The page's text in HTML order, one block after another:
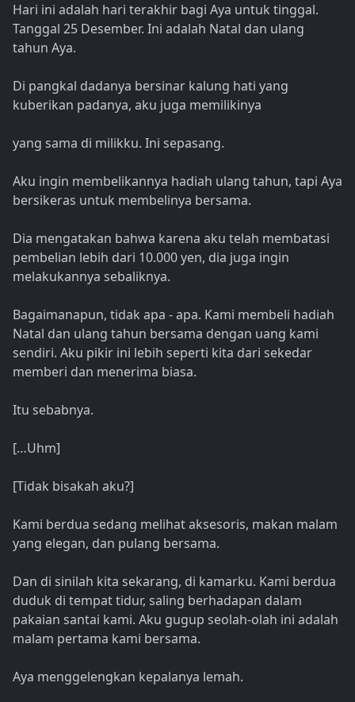
Hari ini adalah hari terakhir bagi Aya untuk tinggal.
Tanggal 25 Desember. Ini adalah Natal dan ulang
tahun Aya.
Di pangkal dadanya bersinar kalung hati yang
kuberikan padanya, aku juga memilikinya
yang sama di milikku. Ini sepasang.
Aku ingin membelikannya hadiah ulang tahun, tapi Aya
bersikeras untuk membelinya bersama.
Dia mengatakan bahwa karena aku telah membatasi
pembelian lebih dari 10.000 yen, dia juga ingin
melakukannya sebaliknya.
Bagaimanapun, tidak apa - apa. Kami membeli hadiah
Natal dan ulang tahun bersama dengan uang kami
sendiri. Aku pikir ini lebih seperti kita dari sekedar
memberi dan menerima biasa.
Itu sebabnya.
[…Uhm]
[Tidak bisakah aku?]
Kami berdua sedang melihat aksesoris, makan malam
yang elegan, dan pulang bersama.
Dan di sinilah kita sekarang, di kamarku. Kami berdua
duduk di tempat tidur, saling berhadapan dalam
pakaian santai kami. Aku gugup seolah-olah ini adalah
malam pertama kami bersama.
Aya menggelengkan kepalanya lemah.